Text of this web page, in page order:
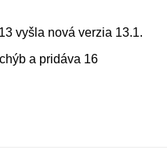
vyšla nová verzia 13.1.
a pridáva 16